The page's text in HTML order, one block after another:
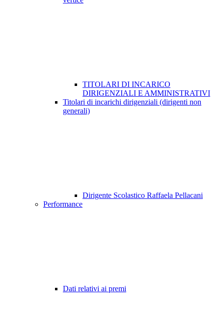
TITOLARI DI INCARICO
DIRIGENZIALI E AMMINISTRATIVI
Titolari di incarichi dirigenziali (dirigenti non
generali)
Dirigente Scolastico Raffaela Pellacani
Performance
Dati relativi ai premi